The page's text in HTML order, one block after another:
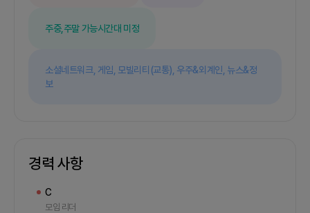
이나 디자인 경험이 적더라도 열정이 있다면 참여 가
주중,주말 가능시간대 미정
소셜네트워크, 게임, 모빌리티(교통), 우주&외계인, 뉴스&정
보
경력 사항
C
모임 리더